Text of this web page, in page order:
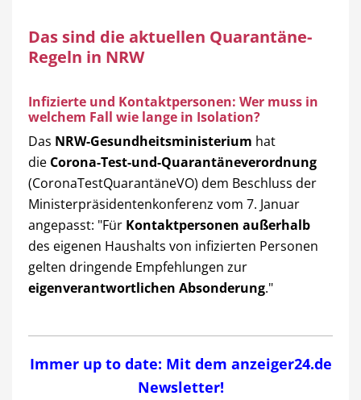
Das sind die aktuellen Quarantäne-
Regeln in NRW
Infizierte und Kontaktpersonen: Wer muss in
welchem Fall wie lange in Isolation?
Das NRW-Gesundheitsministerium hat
die Corona-Test-und-Quarantäneverordnung
(CoronaTestQuarantäneVO) dem Beschluss der
Ministerpräsidentenkonferenz vom 7. Januar
angepasst: "Für Kontaktpersonen außerhalb
des eigenen Haushalts von infizierten Personen
gelten dringende Empfehlungen zur
eigenverantwortlichen Absonderung."
Immer up to date: Mit dem anzeiger24.de
Newsletter!